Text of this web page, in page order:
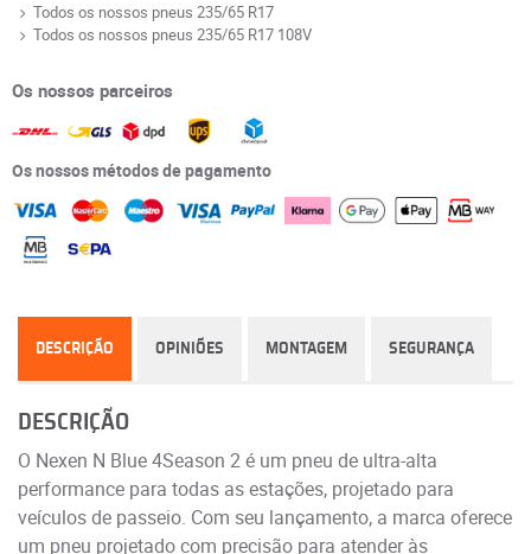
Todos os nossos pneus 235/65 R17
Todos os nossos pneus 235/65 R17 108V
Os nossos parceiros
Os nossos métodos de pagamento
DESCRIÇÃO OPINIÕES MONTAGEM SEGURANÇA
DESCRIÇÃO
O Nexen N Blue 4Season 2 é um pneu de ultra-alta
performance para todas as estações, projetado para
veículos de passeio. Com seu lançamento, a marca oferece
um pneu projetado com precisão para atender às